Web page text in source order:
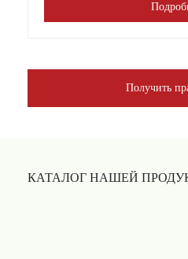
Получить
КАТАЛОГ НАШЕЙ